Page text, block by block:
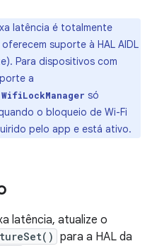
latência é totalmente
suporte à HAL AIDL
Para dispositivos com
a
WifiLockManager só
o bloqueio de Wi-Fi
pelo app e está ativo.
latência, atualize o
para a HAL da